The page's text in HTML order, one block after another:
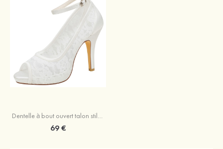
Dentelle à bout ouvert talon stiletto avec boucle chaussures de mariage
69 €